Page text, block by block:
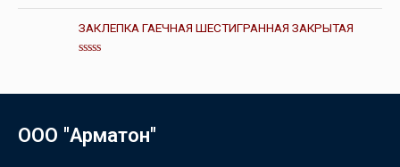
и
з
5
е
н
к
а
5
ЗАКЛЕПКА ГАЕЧНАЯ ШЕСТИГРАННАЯ ЗАКРЫТАЯ
0
и
ООО "Арматон"